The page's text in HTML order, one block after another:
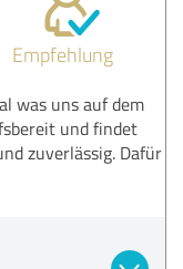
Empfehlung
was uns auf dem
und findet
zuverlässig. Dafür